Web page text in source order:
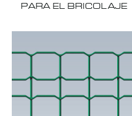
PARA EL BRICOLAJE